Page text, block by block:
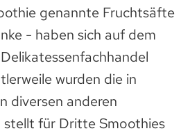
genannte Fruchtsäfte
- haben sich auf dem
wurden die in
diversen anderen
stellt für Dritte Smoothies